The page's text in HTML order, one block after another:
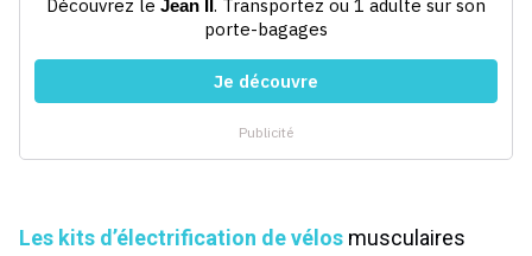
Les kits d’électrification de vélos musculaires